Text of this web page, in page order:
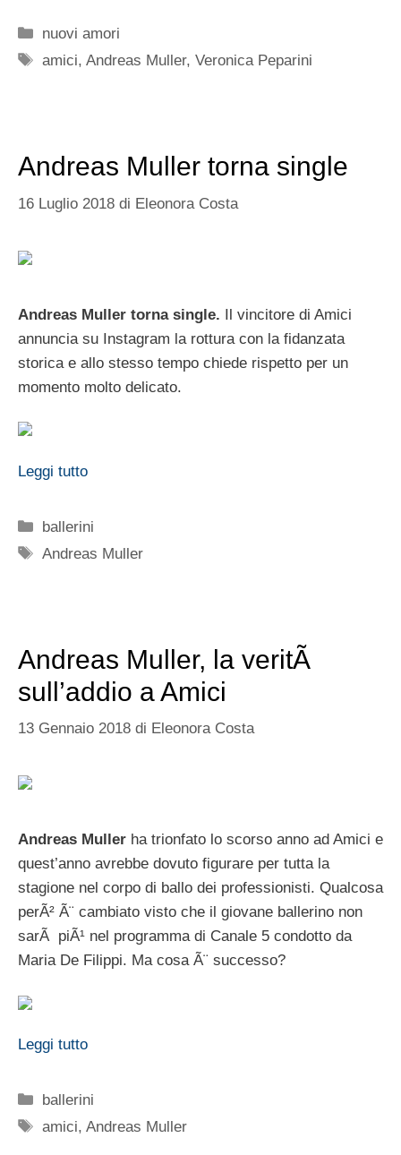
Categorie
nuovi amori
Tag
amici,Andreas Muller,Veronica Peparini
Andreas Muller torna single
16 Luglio 2018 di Eleonora Costa
Andreas Muller torna single. Il vincitore di Amici
annuncia su Instagram la rottura con la fidanzata
storica e allo stesso tempo chiede rispetto per un
momento molto delicato.
Leggi tutto
Categorie
ballerini
Tag
Andreas Muller
Andreas Muller, la veritÃ
sull’addio a Amici
13 Gennaio 2018 di Eleonora Costa
Andreas Muller ha trionfato lo scorso anno ad Amici e
quest’anno avrebbe dovuto figurare per tutta la
stagione nel corpo di ballo dei professionisti. Qualcosa
perÃ² Ã¨ cambiato visto che il giovane ballerino non
sarÃ piÃ¹ nel programma di Canale 5 condotto da
Maria De Filippi. Ma cosa Ã¨ successo?
Leggi tutto
Categorie
ballerini
Tag
amici,Andreas Muller